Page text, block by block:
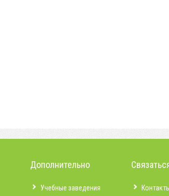
Дополнительно
Учебные заведения